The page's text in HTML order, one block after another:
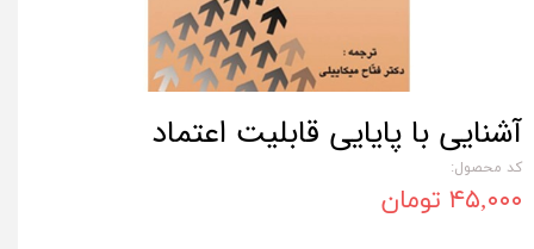
آشنایی با پایایی قابلیت اعتماد
کد محصول:
۴۵,۰۰۰ تومان